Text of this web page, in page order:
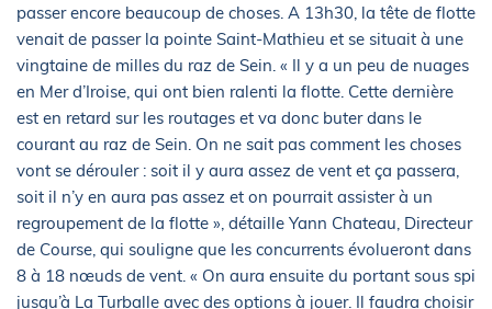
passer encore beaucoup de choses. A 13h30, la tête de flotte
venait de passer la pointe Saint-Mathieu et se situait à une
vingtaine de milles du raz de Sein. « Il y a un peu de nuages
en Mer d’Iroise, qui ont bien ralenti la flotte. Cette dernière
est en retard sur les routages et va donc buter dans le
courant au raz de Sein. On ne sait pas comment les choses
vont se dérouler : soit il y aura assez de vent et ça passera,
soit il n’y en aura pas assez et on pourrait assister à un
regroupement de la flotte », détaille Yann Chateau, Directeur
de Course, qui souligne que les concurrents évolueront dans
8 à 18 nœuds de vent. « On aura ensuite du portant sous spi
jusqu’à La Turballe avec des options à jouer. Il faudra choisir